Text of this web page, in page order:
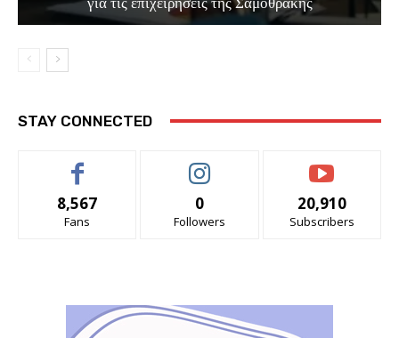
STAY CONNECTED
8,567
Fans
0
Followers
20,910
Subscribers